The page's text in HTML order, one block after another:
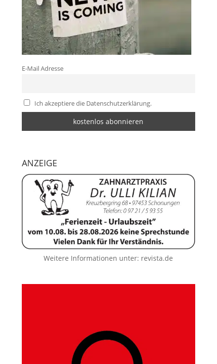
E-Mail Adresse
Ich akzeptiere die Datenschutzerklärung.
ANZEIGE
Weitere Informationen unter: revista.de